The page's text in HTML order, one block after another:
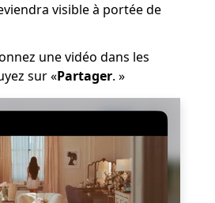
visible à portée de
une vidéo dans les
sur «Partager. »